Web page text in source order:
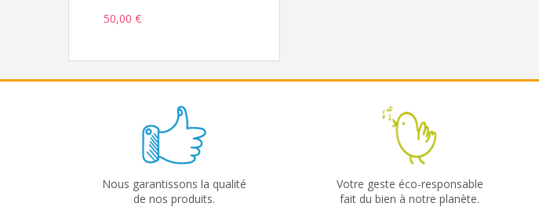
50,00 €
Nous garantissons la qualité
de nos produits.
Votre geste éco-responsable
fait du bien à notre planète.